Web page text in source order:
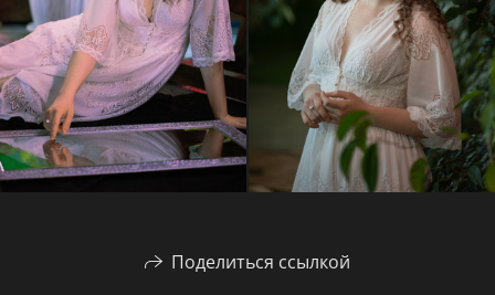
Поделиться ссылкой